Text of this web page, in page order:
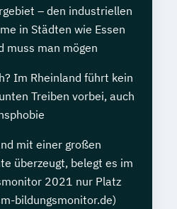
– den industriellen
in Städten wie Essen
muss man mögen
Im Rheinland führt kein
Treiben vorbei, auch
mit einer großen
überzeugt, belegt es im
2021 nur Platz
bildungsmonitor.de)